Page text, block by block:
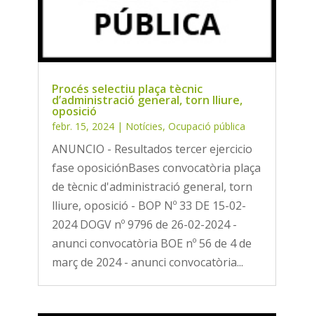
Procés selectiu plaça tècnic
d’administració general, torn lliure,
oposició
febr. 15, 2024| Notícies, Ocupació pública
ANUNCIO - Resultados tercer ejercicio
fase oposiciónBases convocatòria plaça
de tècnic d'administració general, torn
lliure, oposició - BOP Nº 33 DE 15-02-
2024 DOGV nº 9796 de 26-02-2024 -
anunci convocatòria BOE nº 56 de 4 de
març de 2024 - anunci convocatòria...